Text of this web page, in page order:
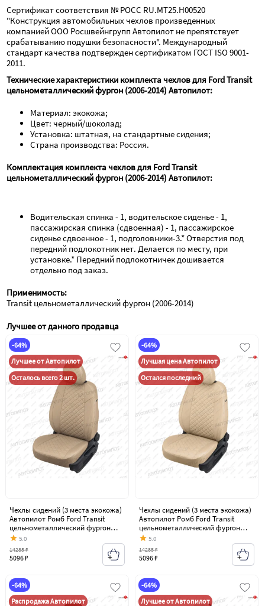
Сертификат соответствия № РОСС RU.МТ25.Н00520
"Конструкция автомобильных чехлов произведенных
компанией ООО Росшвейнгрупп Автопилот не препятствует
срабатыванию подушки безопасности". Международный
стандарт качества подтвержден сертификатом ГОСТ ISO 9001-
2011.
Технические характеристики комплекта чехлов для Ford Transit
цельнометаллический фургон (2006-2014) Автопилот:
Материал: экокожа;
Цвет: черный/шоколад;
Установка: штатная, на стандартные сидения;
Страна производства: Россия.
Комплектация комплекта чехлов для Ford Transit
цельнометаллический фургон (2006-2014) Автопилот:
Водительская спинка - 1, водительское сиденье - 1,
пассажирская спинка (сдвоенная) - 1, пассажирское
сиденье сдвоенное - 1, подголовники-3.* Отверстия под
передний подлокотник нет. Делается по месту, при
установке.* Передний подлокотничек дошивается
отдельно под заказ.
Применимость:
Transit цельнометаллический фургон (2006-2014)
Лучшее от данного продавца
-64%
Лучшее от Автопилот
Осталось всего 2 шт.
Чехлы сидений (3 места экокожа)
Автопилот Ромб Ford Transit
цельнометаллический фургон
(2006-2014)
5.0
5096 ₽
14285 ₽
-64%
Лучшая цена Автопилот
Остался последний
Чехлы сидений (3 места экокожа)
Автопилот Ромб Ford Transit
цельнометаллический фургон
(2006-2014)
5.0
5096 ₽
14285 ₽
-64%
Распродажа Автопилот
-64%
Лучшее от Автопилот